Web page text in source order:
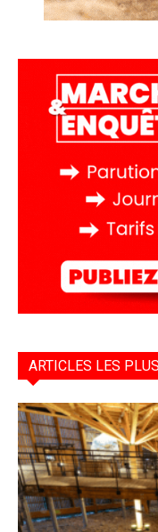
ARTICLES LES